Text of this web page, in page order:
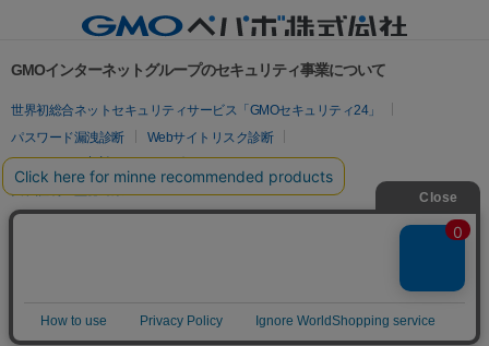
GMOインターネットグループのセキュリティ事業について
世界初総合ネットセキュリティサービス「GMOセキュリティ24」
パスワード漏洩診断
Webサイトリスク診断
セキュリティ相談AIチャットボット
実在証明・盗聴対策
サイバー攻撃対策（GMOサイバーセキュリティ byイエラエ）